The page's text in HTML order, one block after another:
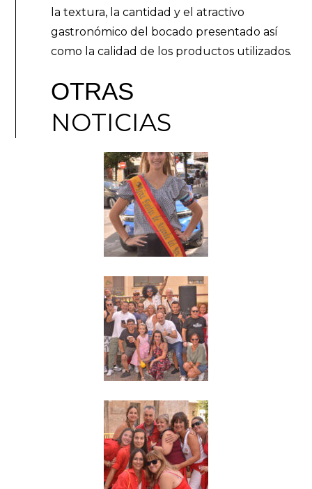
la textura, la cantidad y el atractivo
gastronómico del bocado presentado así
como la calidad de los productos utilizados.
OTRAS
NOTICIAS